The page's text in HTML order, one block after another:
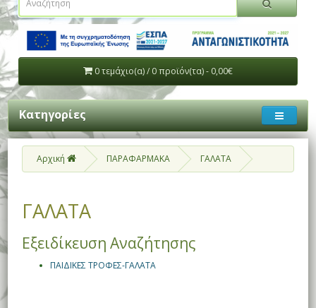
0 τεμάχιο(α) / 0 προϊόν(τα) - 0,00€
Κατηγορίες
Αρχική ΠΑΡΑΦΑΡΜΑΚΑ ΓΑΛΑΤΑ
ΓΑΛΑΤΑ
Εξειδίκευση Αναζήτησης
ΠΑΙΔΙΚΕΣ ΤΡΟΦΕΣ-ΓΑΛΑΤΑ